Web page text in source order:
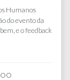
Engineer
tivemos no
gostou e se